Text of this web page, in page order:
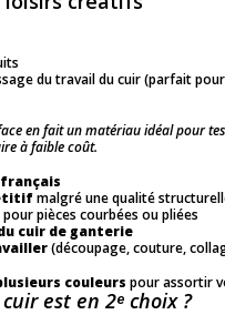
du travail du cuir (parfait
en fait un matériau idéal pour
à faible coût.
français
malgré une qualité
pour pièces courbées ou pliées
cuir de ganterie
(découpage, couture,
couleurs pour assortir
est en 2ᵉ choix ?